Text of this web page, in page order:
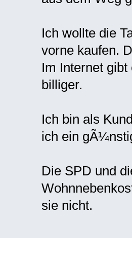
Ich wollte die
vorne kaufen.
Im Internet
billiger.
Ich bin als
ich ein
Die SPD und
sie nicht.